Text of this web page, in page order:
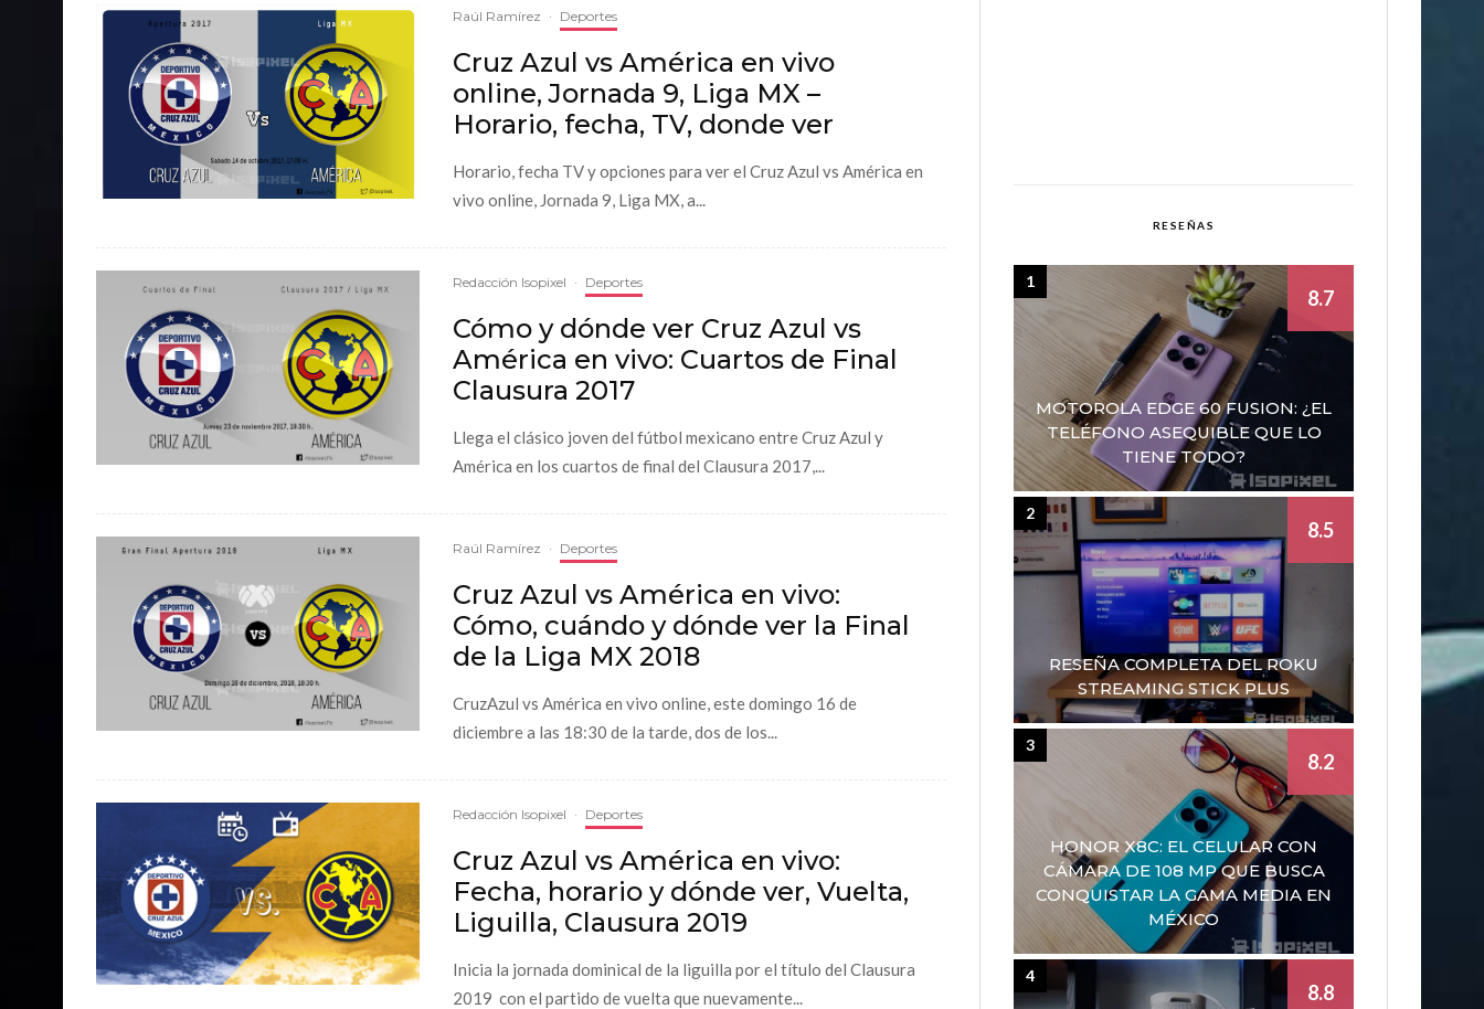
Raúl Ramírez · Deportes
Cruz Azul vs América en vivo
online, Jornada 9, Liga MX –
Horario, fecha, TV, donde ver
Horario, fecha TV y opciones para ver el Cruz Azul vs América en
vivo online, Jornada 9, Liga MX, a...
Redacción Isopixel · Deportes
Cómo y dónde ver Cruz Azul vs
América en vivo: Cuartos de Final
Clausura 2017
Llega el clásico joven del fútbol mexicano entre Cruz Azul y
América en los cuartos de final del Clausura 2017,...
Raúl Ramírez · Deportes
Cruz Azul vs América en vivo:
Cómo, cuándo y dónde ver la Final
de la Liga MX 2018
CruzAzul vs América en vivo online, este domingo 16 de
diciembre a las 18:30 de la tarde, dos de los...
Redacción Isopixel · Deportes
Cruz Azul vs América en vivo:
Fecha, horario y dónde ver, Vuelta,
Liguilla, Clausura 2019
Inicia la jornada dominical de la liguilla por el título del Clausura
2019 con el partido de vuelta que nuevamente...
RESEÑAS
MOTOROLA EDGE 60 FUSION: ¿EL
TELÉFONO ASEQUIBLE QUE LO
TIENE TODO?
8.7
1
RESEÑA COMPLETA DEL ROKU
STREAMING STICK PLUS
8.5
2
HONOR X8C: EL CELULAR CON
CÁMARA DE 108 MP QUE BUSCA
CONQUISTAR LA GAMA MEDIA EN
MÉXICO
8.2
3
8.8
4